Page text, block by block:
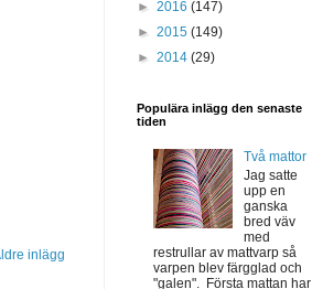
inlägg
► 2016 (147)
► 2015 (149)
► 2014 (29)
Populära inlägg den senaste
tiden
Två mattor
Jag satte
upp en
ganska
bred väv
med
restrullar av mattvarp så
varpen blev färgglad och
"galen". Första mattan har